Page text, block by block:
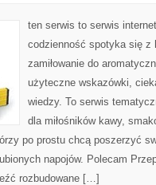
ten serwis to serwis
codzienność spotyka się z
zamiłowanie do
użyteczne wskazówki,
wiedzy. To serwis
dla miłośników kawy,
po prostu chcą poszerzyć
napojów. Polecam
rozbudowane […]